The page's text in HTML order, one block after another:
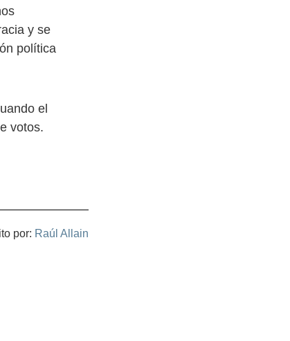
y se
política
el
votos.
por: Raúl Allain